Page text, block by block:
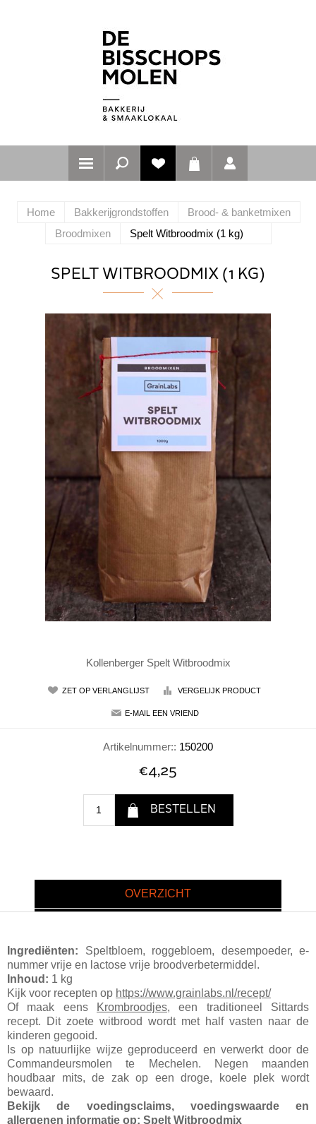
Home Bakkerijgrondstoffen
Brood- & banketmixen
Broodmixen
Spelt Witbroodmix (1 kg)
SPELT WITBROODMIX (1 KG)
Kollenberger Spelt Witbroodmix
Artikelnummer:: 150200
€4,25
OVERZICHT
Ingrediënten: Speltbloem, roggebloem, desempoeder, e-
nummer vrije en lactose vrije broodverbetermiddel.
Inhoud: 1 kg
Kijk voor recepten op https://www.grainlabs.nl/recept/
Of maak eens
Krombroodjes, een traditioneel Sittards
recept. Dit zoete witbrood wordt met half vasten naar de
kinderen gegooid.
Is op natuurlijke wijze geproduceerd en verwerkt door de
Commandeursmolen te Mechelen. Negen maanden
houdbaar mits, de zak op een droge, koele plek wordt
bewaard.
Bekijk de voedingsclaims, voedingswaarde en
allergenen informatie op: Spelt Witbroodmix